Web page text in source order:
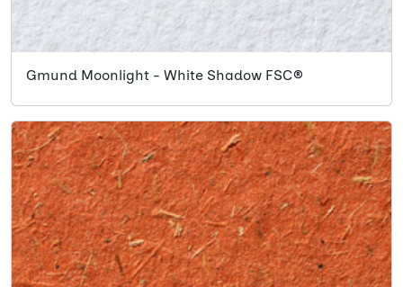
Gmund Moonlight - White Shadow FSC®